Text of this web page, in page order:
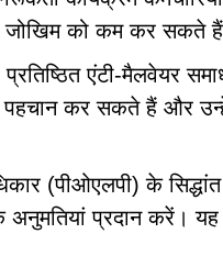
को कम कर सकते
एंटी-मैलवेयर
कर सकते हैं और
(पीओएलपी) के
प्रदान करें।